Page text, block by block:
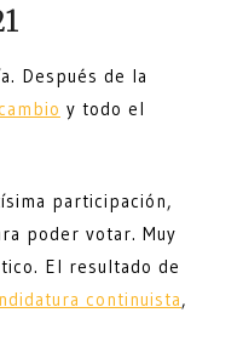
Después de la
y todo el
participación,
poder votar. Muy
El resultado de
continuista,